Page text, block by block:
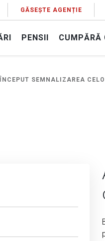
GĂSEȘTE AGENȚIE
PENSII CUMPĂRĂ
SEMNALIZAREA